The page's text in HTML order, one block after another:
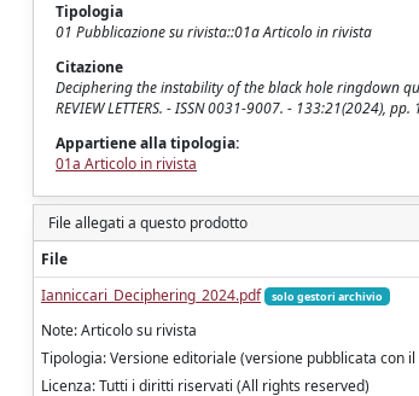
Tipologia
01 Pubblicazione su rivista::01a Articolo in rivista
Citazione
Deciphering the instability of the black hole ringdown
REVIEW LETTERS. - ISSN 0031-9007. - 133:21(2024),
Appartiene alla tipologia:
01a Articolo in rivista
File allegati a questo prodotto
File
Ianniccari_Deciphering_2024.pdf
solo gestori archivio
Note: Articolo su rivista
Tipologia: Versione editoriale (versione pubblicata con
Licenza: Tutti i diritti riservati (All rights reserved)